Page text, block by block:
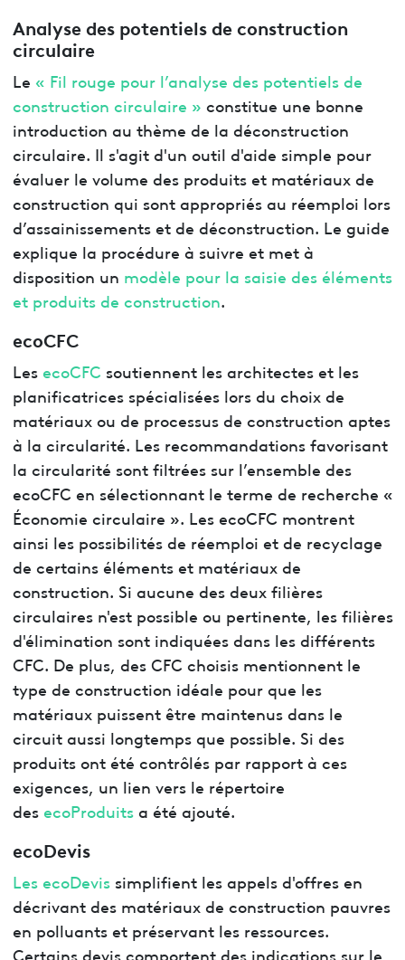
Analyse des potentiels de construction
circulaire
Le « Fil rouge pour l’analyse des potentiels de
construction circulaire » constitue une bonne
introduction au thème de la déconstruction
circulaire. Il s'agit d'un outil d'aide simple pour
évaluer le volume des produits et matériaux de
construction qui sont appropriés au réemploi lors
d’assainissements et de déconstruction. Le guide
explique la procédure à suivre et met à
disposition un modèle pour la saisie des éléments
et produits de construction.
ecoCFC
Les ecoCFC soutiennent les architectes et les
planificatrices spécialisées lors du choix de
matériaux ou de processus de construction aptes
à la circularité. Les recommandations favorisant
la circularité sont filtrées sur l’ensemble des
ecoCFC en sélectionnant le terme de recherche «
Économie circulaire ». Les ecoCFC montrent
ainsi les possibilités de réemploi et de recyclage
de certains éléments et matériaux de
construction. Si aucune des deux filières
circulaires n'est possible ou pertinente, les filières
d'élimination sont indiquées dans les différents
CFC. De plus, des CFC choisis mentionnent le
type de construction idéale pour que les
matériaux puissent être maintenus dans le
circuit aussi longtemps que possible. Si des
produits ont été contrôlés par rapport à ces
exigences, un lien vers le répertoire
des ecoProduitsa été ajouté.
ecoDevis
Les ecoDevissimplifient les appels d'offres en
décrivant des matériaux de construction pauvres
en polluants et préservant les ressources.
Certains devis comportent des indications sur le